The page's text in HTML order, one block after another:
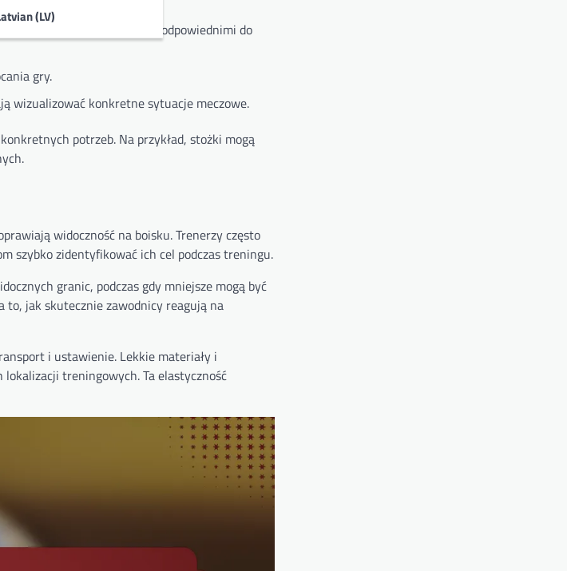
(LV)
i kształtach, co czyni je odpowiednimi do
gry.
wizualizować konkretne sytuacje meczowe.
potrzeb. Na przykład, stożki mogą
widoczność na boisku. Trenerzy często
szybko zidentyfikować ich cel podczas treningu.
granic, podczas gdy mniejsze mogą być
to, jak skutecznie zawodnicy reagują na
i ustawienie. Lekkie materiały i
treningowych. Ta elastyczność